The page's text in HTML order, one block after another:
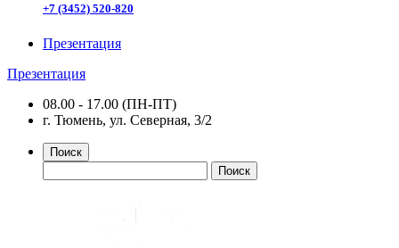
+7 (3452) 520-820
Презентация
Презентация
08.00 - 17.00 (ПН-ПТ)
г. Тюмень, ул. Северная, 3/2
Поиск